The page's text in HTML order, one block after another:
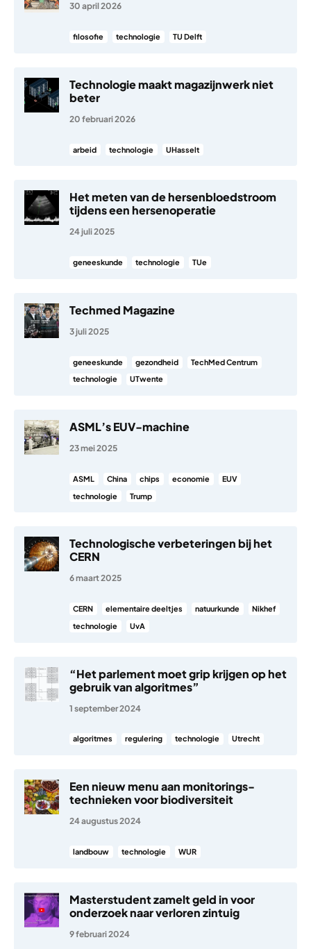
30 april 2026
filosofie technologie TU Delft
Technologie maakt magazijnwerk niet
beter
20 februari 2026
arbeid technologie UHasselt
Het meten van de hersenbloedstroom
tijdens een hersenoperatie
24 juli 2025
geneeskunde technologie TUe
Techmed Magazine
3 juli 2025
geneeskunde gezondheid
TechMed Centrum
technologie
UTwente
ASML’s EUV-machine
23 mei 2025
ASML China chips economie
EUV
technologie
Trump
Technologische verbeteringen bij het
CERN
6 maart 2025
CERN elementaire deeltjes natuurkunde
Nikhef
technologie
UvA
“Het parlement moet grip krijgen op het
gebruik van algoritmes”
1 september 2024
algoritmes regulering technologie Utrecht
Een nieuw menu aan monitorings­
technieken voor biodiversiteit
24 augustus 2024
landbouw technologie WUR
Masterstudent zamelt geld in voor
onderzoek naar verloren zintuig
9 februari 2024